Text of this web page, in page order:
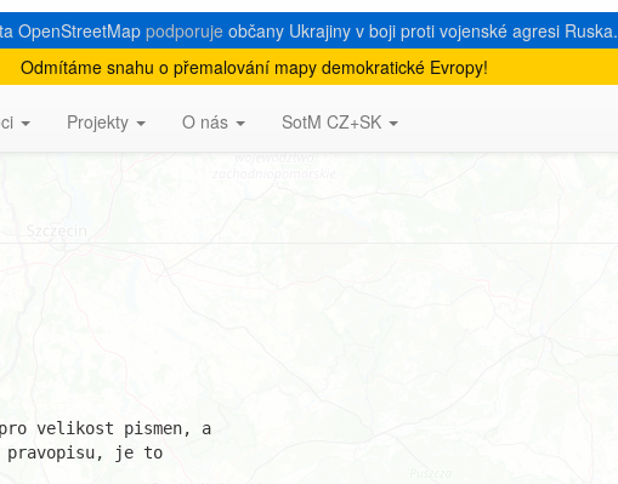
OpenStreetMap podporuje občany Ukrajiny v boji proti vojenské agresi Ruska.
Odmítáme snahu o přemalování mapy demokratické Evropy!
Projekty O nás SotM CZ+SK
p??smen v n??zvech
pro velikost pismen, a
pravopisu, je to